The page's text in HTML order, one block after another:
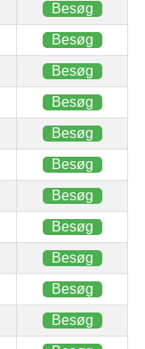
Besøg
Besøg
Besøg
Besøg
Besøg
Besøg
Besøg
Besøg
Besøg
Besøg
Besøg